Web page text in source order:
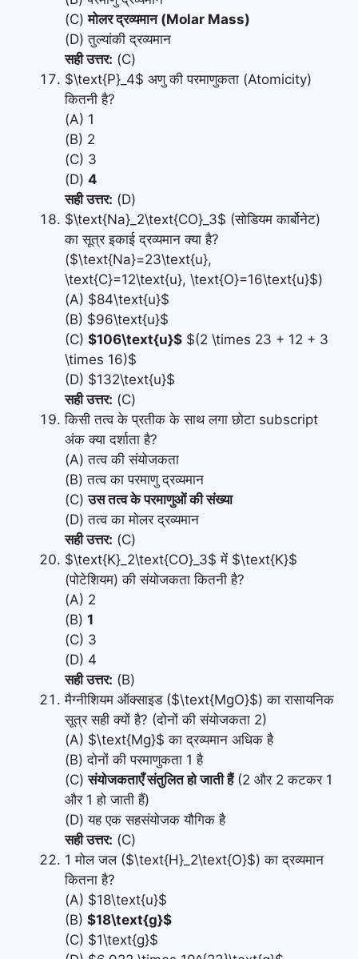
(C)मोलर द्रव्यमान (Molar Mass)
(D) तुल्यांकी द्रव्यमान
सही उत्तर: (C)
$\text{P}_4$ अणु की परमाणुकता (Atomicity)
कितनी है?
(A) 1
(B) 2
(C) 3
(D) 4
सही उत्तर: (D)
$\text{Na}_2\text{CO}_3$ (सोडियम कार्बोनेट)
का सूत्र इकाई द्रव्यमान क्या है?
($\text{Na}=23\text{u},
\text{C}=12\text{u}, \text{O}=16\text{u}$)
(A) $84\text{u}$
(B) $96\text{u}$
(C) $106\text{u}$ $(2 \times 23 + 12 + 3
\times 16)$
(D) $132\text{u}$
सही उत्तर: (C)
किसी तत्व के प्रतीक के साथ लगा छोटा subscript
अंक क्या दर्शाता है?
(A) तत्व की संयोजकता
(B) तत्व का परमाणु द्रव्यमान
(C)उस तत्व के परमाणुओं की संख्या
(D) तत्व का मोलर द्रव्यमान
सही उत्तर: (C)
$\text{K}_2\text{CO}_3$ में $\text{K}$
(पोटेशियम) की संयोजकता कितनी है?
(A) 2
(B) 1
(C) 3
(D) 4
सही उत्तर: (B)
मैग्नीशियम ऑक्साइड ($\text{MgO}$) का रासायनिक
सूत्र सही क्यों है? (दोनों की संयोजकता 2)
(A) $\text{Mg}$ का द्रव्यमान अधिक है
(B) दोनों की परमाणुकता 1 है
(C)संयोजकताएँ संतुलित हो जाती हैं(2 और 2 कटकर 1
और 1 हो जाती हैं)
(D) यह एक सहसंयोजक यौगिक है
सही उत्तर: (C)
1 मोल जल ($\text{H}_2\text{O}$) का द्रव्यमान
कितना है?
(A) $18\text{u}$
(B) $18\text{g}$
(C) $1\text{g}$